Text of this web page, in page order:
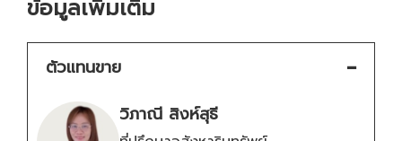
ข้อมูลเพิ่มเติม
ตัวแทนขาย
วิภาณี สิงห์สุธี